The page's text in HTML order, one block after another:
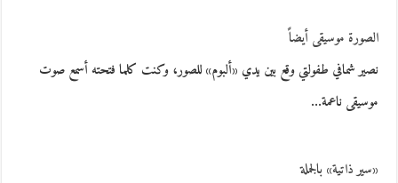
الصورة موسيقى أيضاً
نصير شمافي طفولتي وقع بين يدي «ألبوم» للصور، وكنت كلما فتحته أسمع صوت
موسيقى ناعمة…
«سير ذاتية» بالجملة